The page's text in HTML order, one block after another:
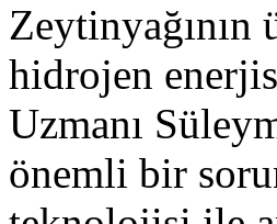
Zeytinyağının
hidrojen
Uzmanı
önemli bir